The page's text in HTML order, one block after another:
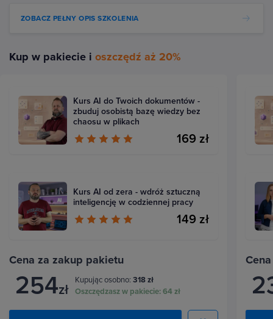
ZOBACZ PEŁNY OPIS SZKOLENIA
Kup w pakiecie i oszczędź aż 20%
Kurs AI do Twoich dokumentów -
zbuduj osobistą bazę wiedzy bez
chaosu w plikach
169 zł
Kurs AI od zera - wdróż sztuczną
inteligencję w codziennej pracy
149 zł
Cena za zakup pakietu
254zł
Kupując osobno: 318 zł
Oszczędzasz w pakiecie:64 zł